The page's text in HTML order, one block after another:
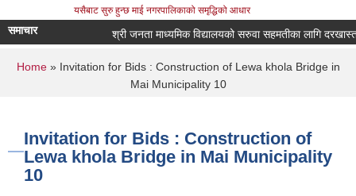
यसैबाट सुरु हुन्छ माई नगरपालिकाको समृद्धिको आधार
समाचार श्री जनता माध्यमिक विद्यालयको सरुवा सहमतीका लागि दरखास्त
You are here
Home» Invitation for Bids : Construction of Lewa khola Bridge in
Mai Municipality 10
Invitation for Bids : Construction of
Lewa khola Bridge in Mai Municipality
10